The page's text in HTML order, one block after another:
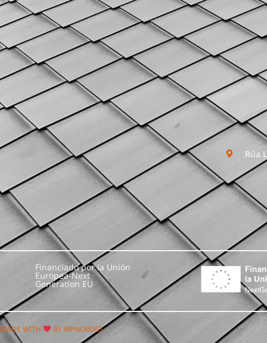
Rúa
Financiado por la Unión
Europea-Next
Generation EU
MADE WITH BY WPNORDES